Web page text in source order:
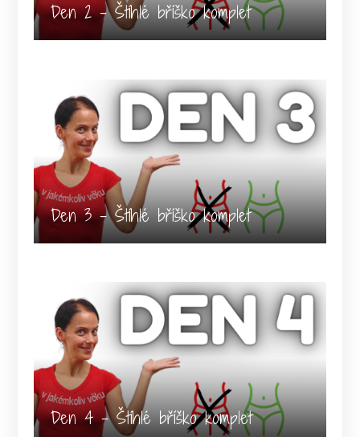
Den 2 - Štíhlé bříško komplet
Den 3 - Štíhlé bříško komplet
Den 4 - Štíhlé bříško komplet